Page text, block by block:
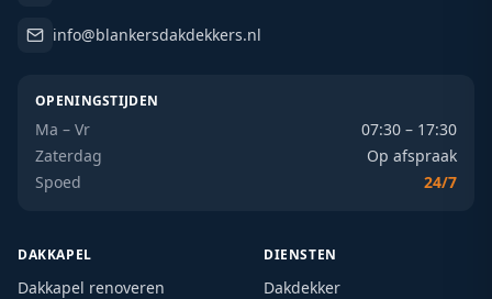
info@blankersdakdekkers.nl
OPENINGSTIJDEN
Ma – Vr
07:30 – 17:30
Zaterdag
Op afspraak
Spoed
24/7
DAKKAPEL
Dakkapel renoveren
DIENSTEN
Dakdekker